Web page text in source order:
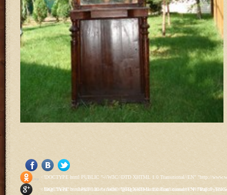
<!DOCTYPE html PUBLIC "-//W3C//DTD XHTML 1.0 Transitional//EN" "http://www.w3.org/TR/xhtml1/DTD/xhtml1-transitional.dtd"> <html xmlns="http://www.w3.org/1999/xhtml" xml:lang="ru-ru" lang="ru-ru" > <head> <meta name="google-site-verification" content="4vFPaFr8_T0N5uYcY4vh3M1DtIkbIJH6yDV7_NDqfJc" /> <base href="http://antik.1kzn.ru/" /> <meta http-equiv="content-type" content="text/html; charset=utf-8" /> <meta name="keywords" content="каталог антиквариат, часы продажа, старинные часы, напольные часы, настенные часы, каминные часы, мебель, старинные люстры, картины, торшеры, резьба, мебель, коллекционирование, чугунное литьё, предметы старины, реставрация, интерьер, модерн, классицизм, кресло, диван, мозаика, гарнитур, дуб, зеркало, светильник, канделябр, шифоньер, шкаф, буфет, комод, сундук, букинист, жирандоль, бронза" /> <meta name="rights" content="Продажа антиквариата http://antik.1kzn.ru" /> <meta name="author" content="Super User" /> <meta name="description" content="Продажа антиквариата, каталог антиквариата." /> <meta name="generator" content="Joomla! - Open Source Content Management" /> <title>Каталог антиквариата - Продажа антиквариата </title> <link rel="stylesheet" href="/plugins/system/rokbox/assets/styles/rokbox.css" type="text/css" /> <link rel="stylesheet" href="/libraries/gantry/css/grid-12.css" type="text/css" /> <link rel="stylesheet" href="/libraries/gantry/css/gantry.css" type="text/css" /> <link rel="stylesheet" href="/libraries/gantry/css/joomla.css" type="text/css" /> <link rel="stylesheet" href="/templates/rt_juxta/css/joomla.css" type="text/css" /> <link rel="stylesheet" href="/templates/rt_juxta/css/style1.css" type="text/css" /> <link rel="stylesheet" href="/templates/rt_juxta/css/demo-styles.css" type="text/css" /> <link rel="stylesheet" href="/templates/rt_juxta/css/template.css" type="text/css" /> <link rel="stylesheet" href="/templates/rt_juxta/css/template-firefox.css" type="text/css" /> <link rel="stylesheet" href="/templates/rt_juxta/css/typography.css" type="text/css" /> <link rel="stylesheet" href="/templates/rt_juxta/css/backgrounds.css" type="text/css" /> <link rel="stylesheet" href="/templates/rt_juxta/css/fusionmenu.css" type="text/css" /> <link rel="stylesheet" href="/modules/mod_roknewspager/themes/light/roknewspager.css" type="text/css" /> <style type="text/css"> #rt-main-surround ul.menu li.active > a, #rt-main-surround ul.menu li.active > .separator, #rt-main-surround ul.menu li.active > .item, #rt-main-surround .square4 ul.menu li:hover > a, #rt-main-surround .square4 ul.menu li:hover > .item, #rt-main-surround .square4 ul.menu li:hover > .separator, .roktabs-links ul li.active span, .menutop li:hover > .item, .menutop li.f-menuparent-itemfocus .item, .menutop li.active > .item {color:#660000;} a, .button, #rt-main-surround ul.menu a:hover, #rt-main-surround ul.menu .separator:hover, #rt-main-surround ul.menu .item:hover, .title1 .module-title .title, #rt-main .item_add:link, #rt-main .item_add:visited, #rt-main .simpleCart_empty:link, #rt-main .simpleCart_empty:visited, #rt-main .simpleCart_checkout:link, #rt-main .simpleCart_checkout:visited {color:#660000;} body #rt-logo {width:400px;height:200px;} </style> <script src="/media/system/js/mootools-core.js" type="text/javascript"></script> <script src="/media/system/js/core.js" type="text/javascript"></script> <script src="/media/
<!DOCTYPE html PUBLIC "-//W3C//DTD XHTML 1.0 Transitional//EN" "http://www.w3.org/TR/xhtml1/DTD/xhtml1-transitional.dtd"> <html xmlns="http://www.w3.org/1999/xhtml" xml:lang="ru-ru" lang="ru-ru" > <head> <meta name="google-site-verification" content="4vFPaFr8_T0N5uYcY4vh3M1DtIkbIJH6yDV7_NDqfJc" /> <base href="http://antik.1kzn.ru/" /> <meta http-equiv="content-type" content="text/html; charset=utf-8" /> <meta name="keywords" content="каталог антиквариат, часы продажа, старинные часы, напольные часы, настенные часы, каминные часы, мебель, старинные люстры, картины, торшеры, резьба, мебель, коллекционирование, чугунное литьё, предметы старины, реставрация, интерьер, модерн, классицизм, кресло, диван, мозаика, гарнитур, дуб, зеркало, светильник, канделябр, шифоньер, шкаф, буфет, комод, сундук, букинист, жирандоль, бронза" /> <meta name="rights" content="Продажа антиквариата http://antik.1kzn.ru" /> <meta name="author" content="Super User" /> <meta name="description" content="Продажа антиквариата, каталог антиквариата." /> <meta name="generator" content="Joomla! - Open Source Content Management" /> <title>Каталог антиквариата - Продажа антиквариата </title> <link rel="stylesheet" href="/plugins/system/rokbox/assets/styles/rokbox.css" type="text/css" /> <link rel="stylesheet" href="/libraries/gantry/css/grid-12.css" type="text/css" /> <link rel="stylesheet" href="/libraries/gantry/css/gantry.css" type="text/css" /> <link rel="stylesheet" href="/libraries/gantry/css/joomla.css" type="text/css" /> <link rel="stylesheet" href="/templates/rt_juxta/css/joomla.css" type="text/css" /> <link rel="stylesheet" href="/templates/rt_juxta/css/style1.css" type="text/css" /> <link rel="stylesheet" href="/templates/rt_juxta/css/demo-styles.css" type="text/css" /> <link rel="stylesheet" href="/templates/rt_juxta/css/template.css" type="text/css" /> <link rel="stylesheet" href="/templates/rt_juxta/css/template-firefox.css" type="text/css" /> <link rel="stylesheet" href="/templates/rt_juxta/css/typography.css" type="text/css" /> <link rel="stylesheet" href="/templates/rt_juxta/css/backgrounds.css" type="text/css" /> <link rel="stylesheet" href="/templates/rt_juxta/css/fusionmenu.css" type="text/css" /> <link rel="stylesheet" href="/modules/mod_roknewspager/themes/light/roknewspager.css" type="text/css" /> <style type="text/css"> #rt-main-surround ul.menu li.active > a, #rt-main-surround ul.menu li.active > .separator, #rt-main-surround ul.menu li.active > .item, #rt-main-surround .square4 ul.menu li:hover > a, #rt-main-surround .square4 ul.menu li:hover > .item, #rt-main-surround .square4 ul.menu li:hover > .separator, .roktabs-links ul li.active span, .menutop li:hover > .item, .menutop li.f-menuparent-itemfocus .item, .menutop li.active > .item {color:#660000;} a, .button, #rt-main-surround ul.menu a:hover, #rt-main-surround ul.menu .separator:hover, #rt-main-surround ul.menu .item:hover, .title1 .module-title .title, #rt-main .item_add:link, #rt-main .item_add:visited, #rt-main .simpleCart_empty:link, #rt-main .simpleCart_empty:visited, #rt-main .simpleCart_checkout:link, #rt-main .simpleCart_checkout:visited {color:#660000;} body #rt-logo {width:400px;height:200px;} </style> <script src="/media/system/js/mootools-core.js" type="text/javascript"></script> <script src="/media/system/js/core.js" type="text/javascript"></script> <script src="/media/
Social Like